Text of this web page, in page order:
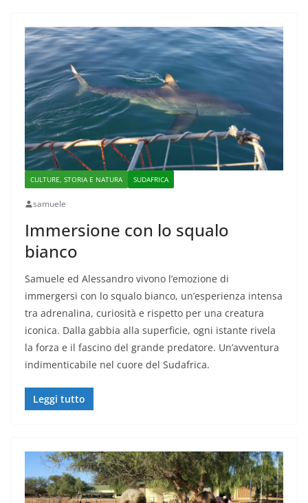
CULTURE, STORIA E NATURA SUDAFRICA
samuele
Immersione con lo squalo
bianco
Samuele ed Alessandro vivono l’emozione di
immergersi con lo squalo bianco, un’esperienza intensa
tra adrenalina, curiosità e rispetto per una creatura
iconica. Dalla gabbia alla superficie, ogni istante rivela
la forza e il fascino del grande predatore. Un’avventura
indimenticabile nel cuore del Sudafrica.
Leggi tutto